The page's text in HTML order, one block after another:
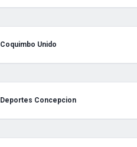
Coquimbo Unido
Deportes Concepcion